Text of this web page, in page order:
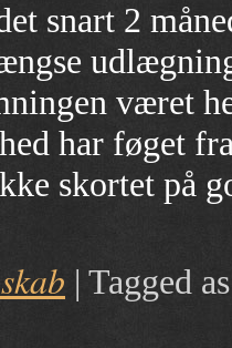
snart 2
været
har føget
skortet på
| Tagged